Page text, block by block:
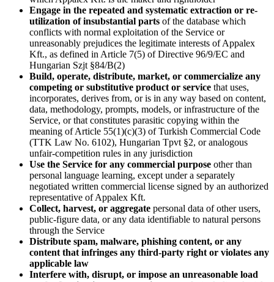
Engage in the repeated and systematic extraction or re-
utilization of insubstantial parts of the database which
conflicts with normal exploitation of the Service or
unreasonably prejudices the legitimate interests of Appalex
Kft., as defined in Article 7(5) of Directive 96/9/EC and
Hungarian Szjt §84/B(2)
Build, operate, distribute, market, or commercialize any
competing or substitutive product or service that uses,
incorporates, derives from, or is in any way based on content,
data, methodology, prompts, models, or infrastructure of the
Service, or that constitutes parasitic copying within the
meaning of Article 55(1)(c)(3) of Turkish Commercial Code
(TTK Law No. 6102), Hungarian Tpvt §2, or analogous
unfair-competition rules in any jurisdiction
Use the Service for any commercial purpose other than
personal language learning, except under a separately
negotiated written commercial license signed by an authorized
representative of Appalex Kft.
Collect, harvest, or aggregate personal data of other users,
public-figure data, or any data identifiable to natural persons
through the Service
Distribute spam, malware, phishing content, or any
content that infringes any third-party right or violates any
applicable law
Interfere with, disrupt, or impose an unreasonable load